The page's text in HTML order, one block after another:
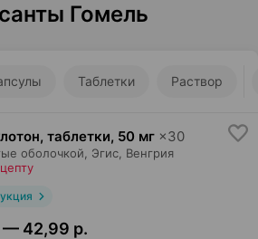
Гомель
Таблетки Раствор
таблетки, 50 мг ×30
оболочкой, Эгис , Венгрия
— 42,99 р.